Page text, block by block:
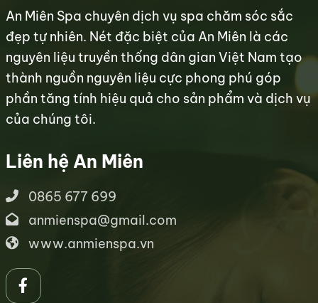
An Miên Spa chuyên dịch vụ spa chăm sóc sắc
đẹp tự nhiên. Nét đặc biệt của An Miên là các
nguyên liệu truyền thống dân gian Việt Nam tạo
thành nguồn nguyên liệu cực phong phú góp
phần tăng tính hiệu quả cho sản phẩm và dịch vụ
của chúng tôi.
Liên hệ An Miên
0865 677 699
anmienspa@gmail.com
www.anmienspa.vn